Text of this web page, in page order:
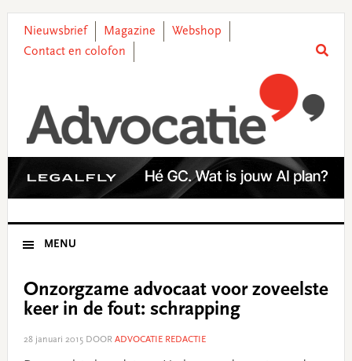
primary
main
primary
footer
Nieuwsbrief Magazine
Webshop
Contact en colofon
MENU
Onzorgzame advocaat voor zoveelste
keer in de fout: schrapping
28 januari 2015DOOR ADVOCATIE REDACTIE